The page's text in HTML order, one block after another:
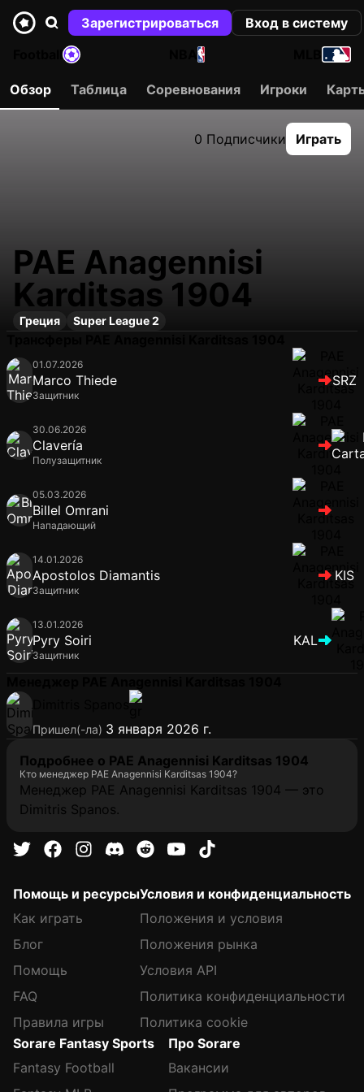
Зарегистрироваться
Вход в систему
NBA
Обзор Таблица Соревнования Игроки
0 Подписчики Играть
PAE Anagennisi
Karditsas 1904
Греция Super League 2
01.07.2026
Marco Thiede
Защитник
SRZ
30.06.2026
Clavería
Полузащитник
05.03.2026
Billel Omrani
Нападающий
14.01.2026
Apostolos Diamantis
Защитник
KIS
13.01.2026
Pyry Soiri
Защитник
KAL
Пришел(-ла) 3 января 2026 г.
Подробнее о PAE Anagennisi Karditsas 1904
Кто менеджер PAE Anagennisi Karditsas 1904?
Менеджер PAE Anagennisi Karditsas 1904 — это
Dimitris Spanos.
Помощь и ресурсы
Как играть
Блог
Помощь
FAQ
Правила игры
Условия и конфиденциальность
Положения и условия
Положения рынка
Условия API
Политика конфиденциальности
Политика cookie
Sorare Fantasy Sports
Fantasy Football
Про Sorare
Вакансии